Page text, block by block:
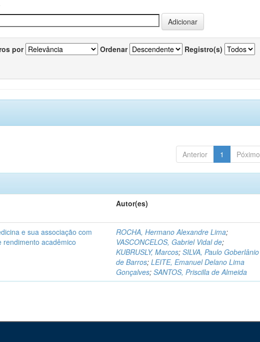
por Ordenar Registro(s)
Anterior 1 Póximo
Autor(es)
e sua associação com
acadêmico
ROCHA, Hermano Alexandre Lima;
VASCONCELOS, Gabriel Vidal de;
KUBRUSLY, Marcos;SILVA, Paulo Goberlânio
de Barros;LEITE, Emanuel Delano Lima
Gonçalves;SANTOS, Priscilla de Almeida